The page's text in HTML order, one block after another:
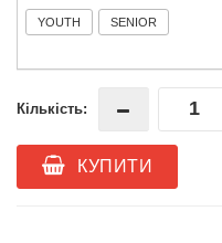
YOUTH SENIOR
Кількість:
КУПИТИ